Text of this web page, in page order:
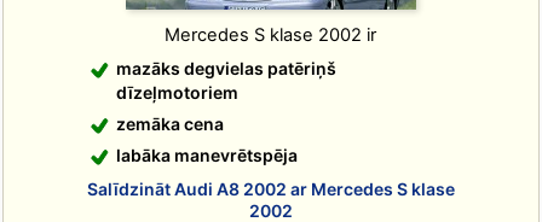
Mercedes S klase 2002 ir
mazāks degvielas patēriņš
dīzeļmotoriem
zemāka cena
labāka manevrētspēja
Salīdzināt Audi A8 2002 ar Mercedes S klase
2002